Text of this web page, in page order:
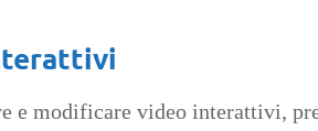
e modificare video interattivi,